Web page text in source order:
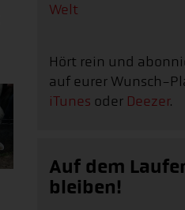
Welt
Hört rein und
auf eurer Wunsch-
iTunes oder Deezer.
Auf dem
bleiben!